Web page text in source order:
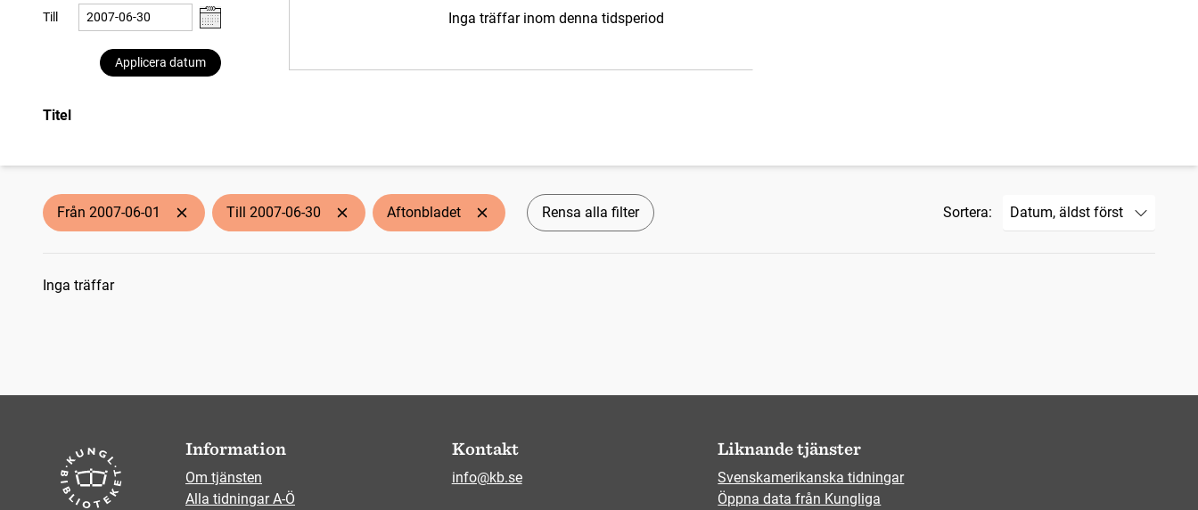
Till
Applicera datum
Inga träffar inom denna tidsperiod
Titel
Från 2007-06-01 Till 2007-06-30 Aftonbladet Rensa alla filter Sortera:
Sökresultat
Inga träffar
Information
Om tjänsten
Alla tidningar A-Ö
Kontakt
info@kb.se
Liknande tjänster
Svenskamerikanska tidningar
Öppna data från Kungliga